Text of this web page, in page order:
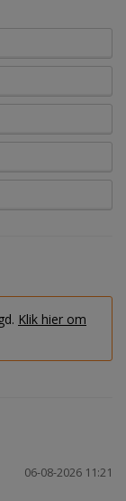
Klik hier om
06-08-2026 11:21